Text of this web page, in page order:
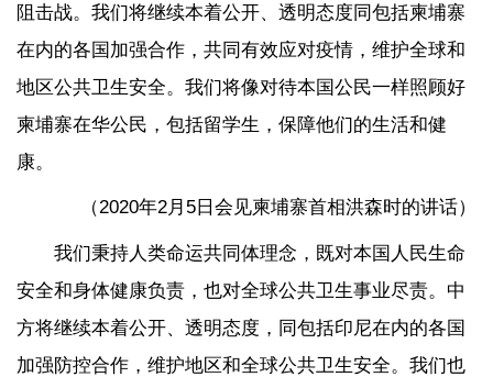
阻击战。我们将继续本着公开、透明态度同包括柬埔寨
在内的各国加强合作，共同有效应对疫情，维护全球和
地区公共卫生安全。我们将像对待本国公民一样照顾好
柬埔寨在华公民，包括留学生，保障他们的生活和健
康。
（2020年2月5日会见柬埔寨首相洪森时的讲话）
我们秉持人类命运共同体理念，既对本国人民生命
安全和身体健康负责，也对全球公共卫生事业尽责。中
方将继续本着公开、透明态度，同包括印尼在内的各国
加强防控合作，维护地区和全球公共卫生安全。我们也